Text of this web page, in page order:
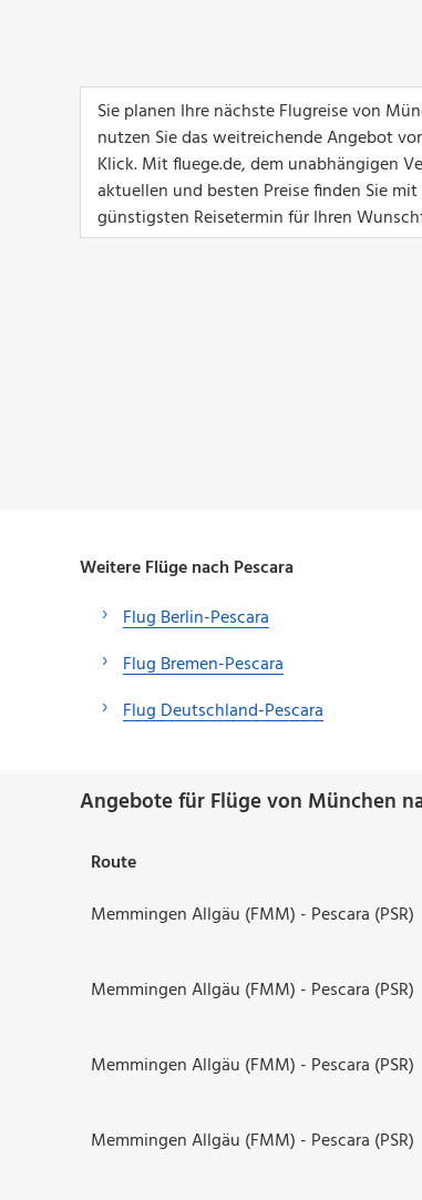
Sie planen Ihre nächste Flugreise von
nutzen Sie das weitreichende Angebot
Klick. Mit fluege.de, dem unabhängigen
aktuellen und besten Preise finden Sie
günstigsten Reisetermin für Ihren
Weitere Flüge nach Pescara
Flug Berlin-Pescara
Flug Bremen-Pescara
Flug Deutschland-Pescara
Angebote für Flüge von München
Route
Memmingen Allgäu (FMM) - Pescara (PSR)
Memmingen Allgäu (FMM) - Pescara (PSR)
Memmingen Allgäu (FMM) - Pescara (PSR)
Memmingen Allgäu (FMM) - Pescara (PSR)